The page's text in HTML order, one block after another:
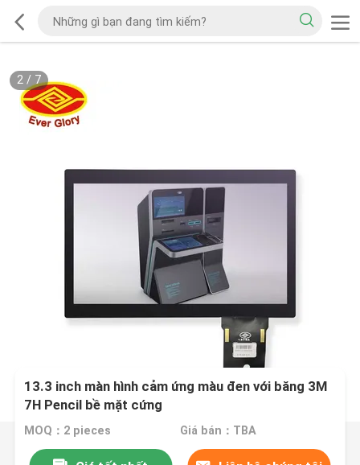
2/ 7
13.3 inch màn hình cảm ứng màu đen với băng 3M
7H Pencil bề mặt cứng
MOQ：2 pieces Giá bán：TBA